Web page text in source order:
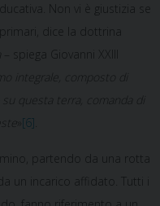
Non vi è giustizia se
dice la dottrina
– spiega Giovanni XXIII
[6]
partendo da una rotta
un incarico affidato. Tutti i